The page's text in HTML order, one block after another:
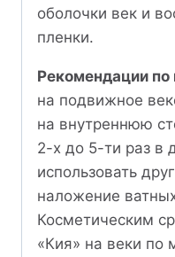
оболочки век и
пленки.
Рекомендации
на подвижное
на внутреннюю
2-х до 5-ти раз в
использовать
наложение
Косметическим
«Кия» на веки по